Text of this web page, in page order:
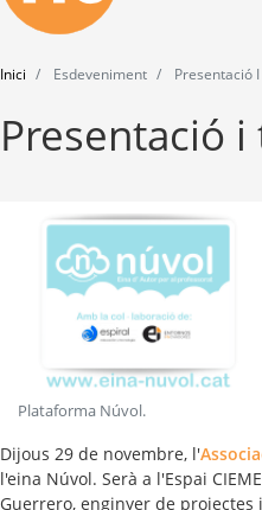
Inici Esdeveniment Presentació
Presentació
Plataforma Núvol.
Dijous 29 de novembre, l'
l'eina Núvol. Serà a l'Espai
Guerrero, enginyer de